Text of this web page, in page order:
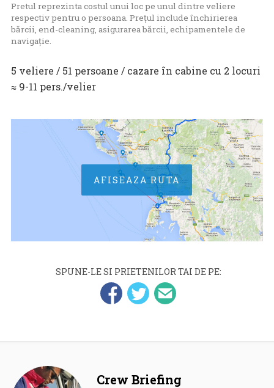
Pretul reprezinta costul unui loc pe unul dintre veliere
respectiv pentru o persoana. Prețul include închirierea
bărcii, end-cleaning, asigurarea bărcii, echipamentele de
navigație.
5 veliere / 51 persoane / cazare în cabine cu 2 locuri
≈ 9-11 pers./velier
AFISEAZA RUTA
SPUNE-LE SI PRIETENILOR TAI DE PE:
Crew Briefing